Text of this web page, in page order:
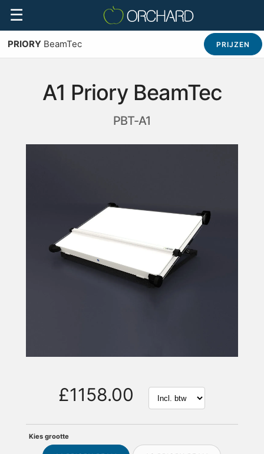
☰
PRIORY BeamTec PRIJZEN
A1 Priory BeamTec
PBT-A1
£1158.00
Kies grootte